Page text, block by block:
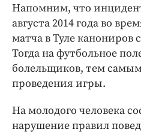
Напомним, что
августа 2014 года во
матча в Туле канониров
Тогда на футбольное
болельщиков, тем
проведения игры.
На молодого человека
нарушение правил